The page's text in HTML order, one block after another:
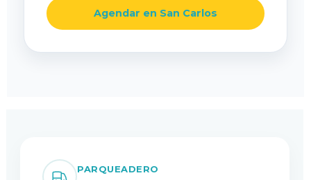
Agendar en San Carlos
PARQUEADERO